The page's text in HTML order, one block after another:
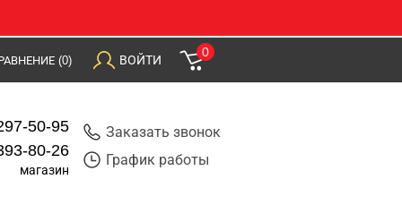
(0) ВОЙТИ
0
50-95
80-26
магазин
Заказать звонок
График работы